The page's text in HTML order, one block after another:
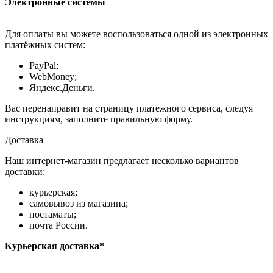
Для оплаты вы можете воспользоваться одной из электронных
платёжных систем:
PayPal;
WebMoney;
Яндекс.Деньги.
Вас перенаправит на страницу платежного сервиса, следуя
инструкциям, заполните правильную форму.
Доставка
Наш интернет-магазин предлагает несколько вариантов
доставки:
курьерская;
самовывоз из магазина;
постаматы;
почта России.
Курьерская доставка*